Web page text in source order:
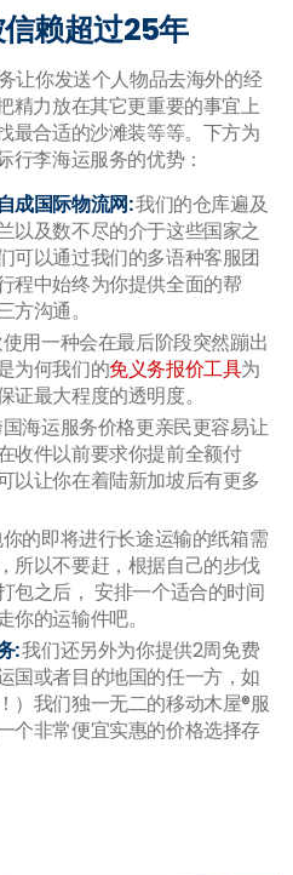
赖超过25年
让你发送个人物品去海外的经
精力放在其它更重要的事宜上
最合适的沙滩装等等。下方为
行李海运服务的优势：
成国际物流网:我们的仓库遍及
以及数不尽的介于这些国家之
可以通过我们的多语种客服团
程中始终为你提供全面的帮
沟通。
用一种会在最后阶段突然蹦出
为何我们的免义务报价工具为
最大程度的透明度。
海运服务价格更亲民更容易让
收件以前要求你提前全额付
以让你在着陆新加坡后有更多
的即将进行长途运输的纸箱需
所以不要赶，根据自己的步伐
包之后， 安排一个适合的时间
的运输件吧。
:我们还另外为你提供2周免费
国或者目的地国的任一方，如
）我们独一无二的移动木屋®服
个非常便宜实惠的价格选择存